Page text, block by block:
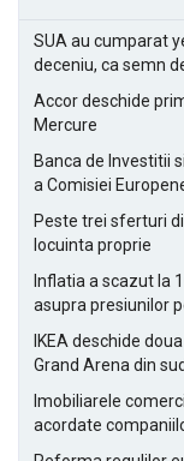
SUA au cumparat
deceniu, ca semn
Accor deschide
Mercure
Banca de Investitii
a Comisiei
Peste trei sferturi
locuinta proprie
Inflatia a scazut la
asupra presiunilor
IKEA deschide
Grand Arena din
Imobiliarele
acordate